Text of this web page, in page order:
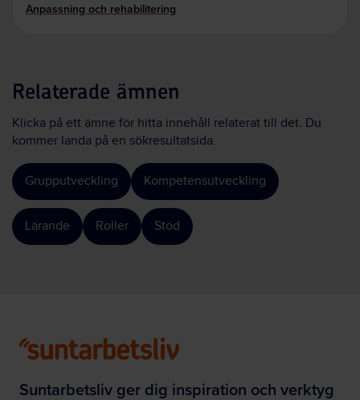
Anpassning och rehabilitering
Relaterade ämnen
Klicka på ett ämne för hitta innehåll relaterat till det. Du
kommer landa på en sökresultatsida.
Grupputveckling Kompetensutveckling
Lärande Roller Stöd
Suntarbetsliv ger dig inspiration och verktyg